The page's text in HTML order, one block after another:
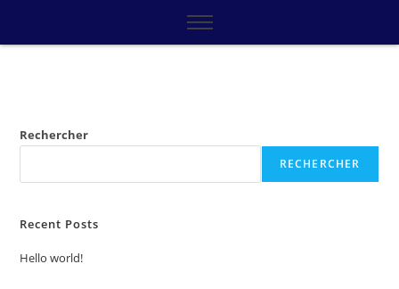
Rechercher
RECHERCHER
Recent Posts
Hello world!